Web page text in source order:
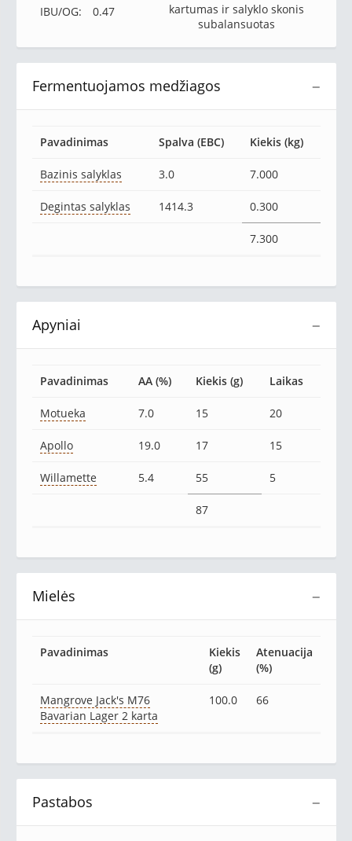
IBU/OG:
0.47
kartumas ir salyklo skonis
subalansuotas
−
Fermentuojamos medžiagos
Pavadinimas Spalva (EBC) Kiekis (kg)
Bazinis salyklas 3.0 7.000
Degintas salyklas 1414.3 0.300
7.300
−
Apyniai
Pavadinimas AA (%) Kiekis (g) Laikas
Motueka 7.0 15 20
Apollo 19.0 17 15
Willamette 5.4 55 5
87
−
Mielės
Pavadinimas
Kiekis
(g)
Atenuacija
(%)
Mangrove Jack's M76
Bavarian Lager 2 karta
100.0 66
−
Pastabos